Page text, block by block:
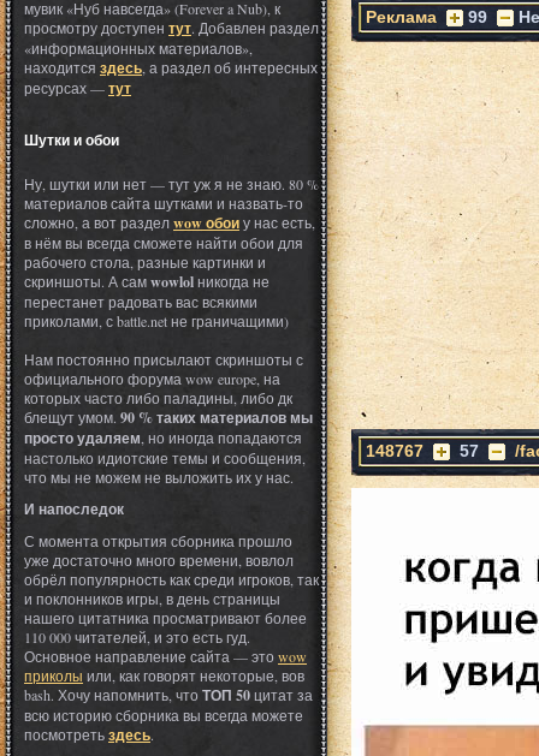
мувик «Нуб навсегда» (Forever a Nub), к
просмотру доступен тут. Добавлен раздел
«информационных материалов»,
находится здесь , а раздел об интересных
ресурсах —тут
Шутки и обои
Ну, шутки или нет — тут уж я не знаю. 80 %
материалов сайта шутками и назвать-то
сложно, а вот разделwow обоиу нас есть,
в нём вы всегда сможете найти обои для
рабочего стола, разные картинки и
скриншоты. А самwowlolникогда не
перестанет радовать вас всякими
приколами, с battle.net не граничащими)
Нам постоянно присылают скриншоты с
официального форума wow europe, на
которых часто либо паладины, либо дк
блещут умом. 90 % таких материалов мы
просто удаляем , но иногда попадаются
настолько идиотские темы и сообщения,
что мы не можем не выложить их у нас.
И напоследок
С момента открытия сборника прошло
уже достаточно много времени, вовлол
обрёл популярность как среди игроков, так
и поклонников игры, в день страницы
нашего цитатника просматривают более
110 000 читателей, и это есть гуд.
Основное направление сайта — этоwow
приколы или, как говорят некоторые, вов
bash. Хочу напомнить, что ТОП 50цитат за
всю историю сборника вы всегда можете
посмотретьздесь.
Реклама 99
148767 57 /